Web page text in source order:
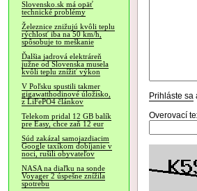
Slovensko.sk má opäť
technické problémy
Železnice znižujú kvôli teplu
rýchlosť iba na 50 km/h,
spôsobuje to meškanie
Ďalšia jadrová elektráreň
južne od Slovenska musela
kvôli teplu znížiť výkon
V Poľsku spustili takmer
gigawatthodinové úložisko,
z LiFePO4 článkov
Telekom pridal 12 GB balík
pre Easy, chce zaň 12 eur
Súd zakázal samojazdiacim
Google taxíkom dobíjanie v
noci, rušili obyvateľov
NASA na diaľku na sonde
Voyager 2 úspešne znížila
spotrebu
Prihláste sa
Overovací